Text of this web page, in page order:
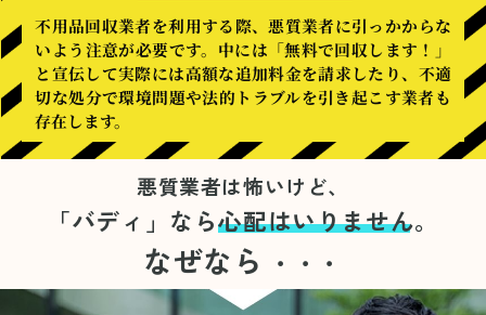
不用品回収業者を利用する際、悪質業者に引っかからな
いよう注意が必要です。中には「無料で回収します！」
と宣伝して実際には高額な追加料金を請求したり、不適
切な処分で環境問題や法的トラブルを引き起こす業者も
存在します。
悪質業者は怖いけど、
「バディ」なら心配はいりません。
なぜなら ・・・